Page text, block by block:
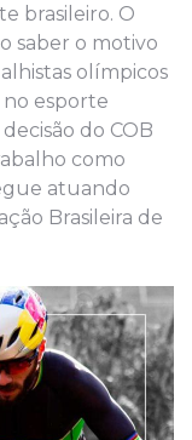
brasileiro. O
saber o motivo
olímpicos
no esporte
do COB
como
atuando
Brasileira de